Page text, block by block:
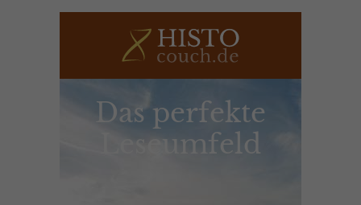
Das perfekte
Leseumfeld